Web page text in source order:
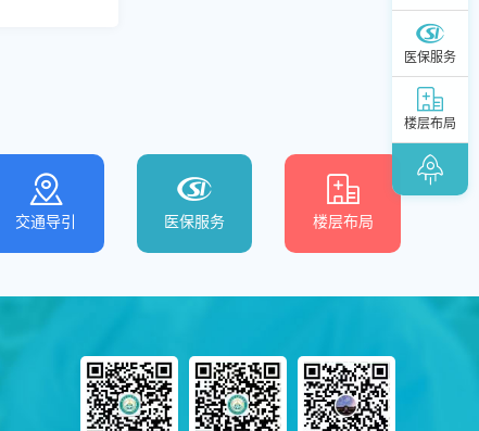
交通导引 医保服务 楼层布局
医保服务
楼层布局